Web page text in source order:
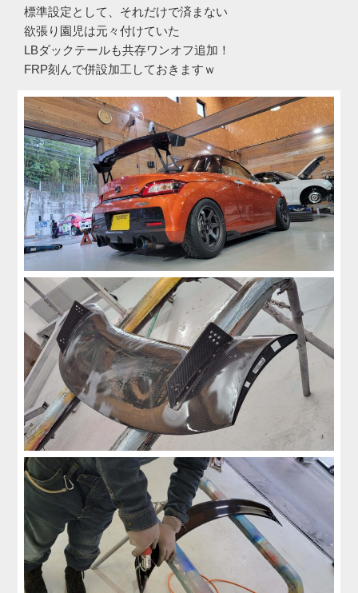
標準設定として、それだけで済まない
欲張り園児は元々付けていた
LBダックテールも共存ワンオフ追加！
FRP刻んで併設加工しておきますｗ